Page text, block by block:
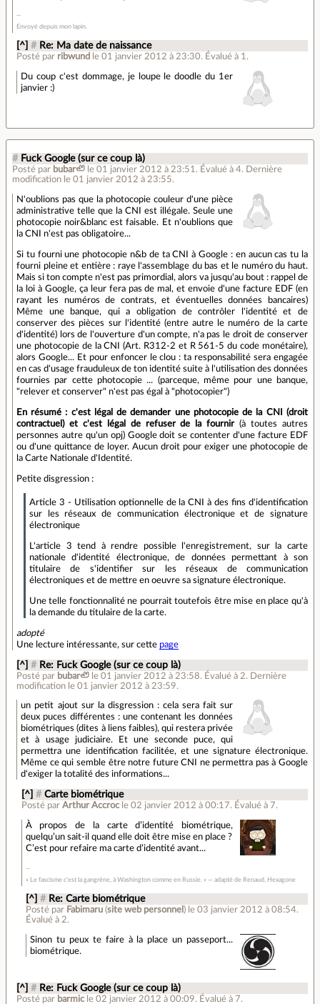
Envoyé depuis mon lapin.
[^] # Re: Ma date de naissance
Posté par ribwund le 01 janvier 2012 à 23:30. Évalué à 1 .
Du coup c'est dommage, je loupe le doodle du 1er
janvier :)
# Fuck Google (sur ce coup là)
Posté par bubar🦥 le 01 janvier 2012 à 23:51 . Évalué à 4. Dernière
modification le 01 janvier 2012 à 23:55.
N'oublions pas que la photocopie couleur d'une pièce
administrative telle que la CNI est illégale. Seule une
photocopie noir&blanc est faisable. Et n'oublions que
la CNI n'est pas obligatoire...
Si tu fourni une photocopie n&b de ta CNI à Google : en aucun cas tu la
fourni pleine et entière : raye l'assemblage du bas et le numéro du haut.
Mais si ton compte n'est pas primordial, alors va jusqu'au bout : rappel de
la loi à Google, ça leur fera pas de mal, et envoie d'une facture EDF (en
rayant les numéros de contrats, et éventuelles données bancaires)
Même une banque, qui a obligation de contrôler l'identité et de
conserver des pièces sur l'identité (entre autre le numéro de la carte
d'identité) lors de l'ouverture d'un compte, n'a pas le droit de conserver
une photocopie de la CNI (Art. R312-2 et R 561-5 du code monétaire),
alors Google... Et pour enfoncer le clou : ta responsabilité sera engagée
en cas d'usage frauduleux de ton identité suite à l'utilisation des données
fournies par cette photocopie ... (parceque, même pour une banque,
"relever et conserver" n'est pas égal à "photocopier")
En résumé : c'est légal de demander une photocopie de la CNI (droit
contractuel) et c'est légal de refuser de la fournir(à toutes autres
personnes autre qu'un opj) Google doit se contenter d'une facture EDF
ou d'une quittance de loyer. Aucun droit pour exiger une photocopie de
la Carte Nationale d'Identité.
Petite disgression :
Article 3 - Utilisation optionnelle de la CNI à des fins d'identification
sur les réseaux de communication électronique et de signature
électronique
L'article 3 tend à rendre possible l'enregistrement, sur la carte
nationale d'identité électronique, de données permettant à son
titulaire de s'identifier sur les réseaux de communication
électroniques et de mettre en oeuvre sa signature électronique.
Une telle fonctionnalité ne pourrait toutefois être mise en place qu'à
la demande du titulaire de la carte.
adopté
Une lecture intéressante, sur cette page
[^] # Re: Fuck Google (sur ce coup là)
Posté par bubar🦥 le 01 janvier 2012 à 23:58. Évalué à 2. Dernière
modification le 01 janvier 2012 à 23:59.
un petit ajout sur la disgression : cela sera fait sur
deux puces différentes : une contenant les données
biométriques (dites à liens faibles), qui restera privée
et à usage judiciaire. Et une seconde puce, qui
permettra une identification facilitée, et une signature électronique.
Même ce qui semble être notre future CNI ne permettra pas à Google
d'exiger la totalité des informations...
[^] # Carte biométrique
Posté par Arthur Accroc le 02 janvier 2012 à 00:17. Évalué à 7.
À propos de la carte d’identité biométrique,
quelqu’un sait-il quand elle doit être mise en place ?
C’est pour refaire ma carte d’identité avant...
« Le fascisme c’est la gangrène, à Washington comme en Russie. » — adapté de Renaud, Hexagone
[^] # Re: Carte biométrique
Posté par Fabimaru (site web personnel ) le 03 janvier 2012 à 08:54.
Évalué à 2.
Sinon tu peux te faire à la place un passeport...
biométrique.
[^] # Re: Fuck Google (sur ce coup là)
Posté par barmic le 02 janvier 2012 à 00:09. Évalué à7.